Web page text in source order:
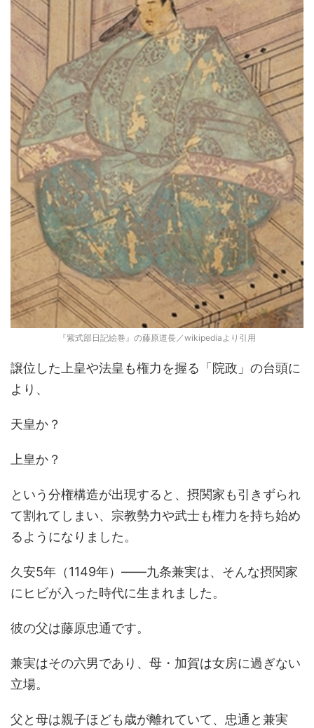
『紫式部日記絵巻』の藤原道長／wikipediaより引用
譲位した上皇や法皇も権力を握る「院政」の台頭に
より、
天皇か？
上皇か？
という分権構造が出現すると、摂関家も引きずられ
て割れてしまい、宗教勢力や武士も権力を持ち始め
るようになりました。
久安5年（1149年）――九条兼実は、そんな摂関家
にヒビが入った時代に生まれました。
彼の父は藤原忠通です。
兼実はその六男であり、母・加賀は女房に過ぎない
立場。
父と母は親子ほども歳が離れていて、忠通と兼実